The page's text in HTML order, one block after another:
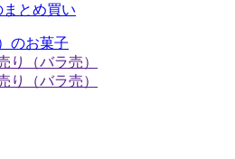
とめ買い
のお菓子
り（バラ売）
り（バラ売）